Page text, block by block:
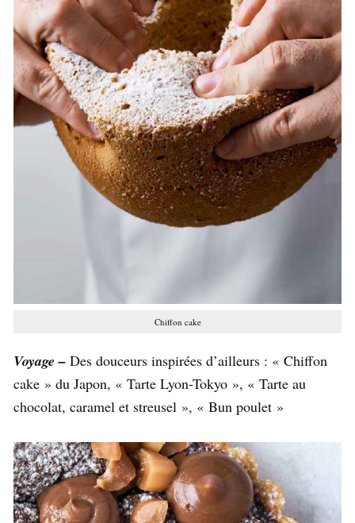
Chiffon cake
Voyage – Des douceurs inspirées d’ailleurs : « Chiffon
cake » du Japon, « Tarte Lyon-Tokyo », « Tarte au
chocolat, caramel et streusel », « Bun poulet »